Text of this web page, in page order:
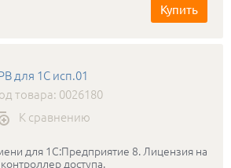
Купить
для 1С исп.01
товара: 0026180
К сравнению
для 1С:Предприятие 8. Лицензия на
доступа.